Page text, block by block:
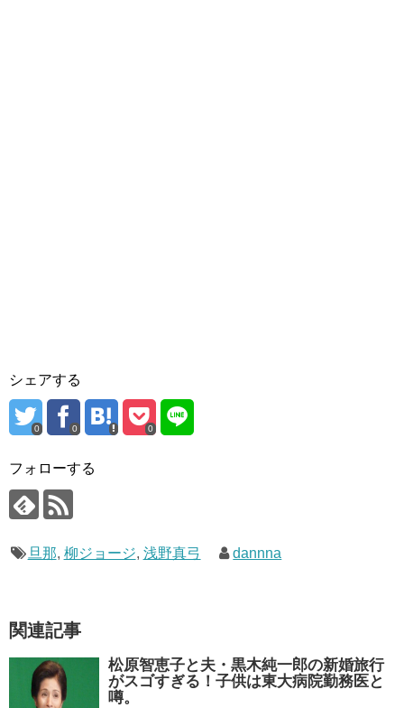
シェアする
0 0 0
フォローする
旦那, 柳ジョージ, 浅野真弓 dannna
関連記事
松原智恵子と夫・黒木純一郎の新婚旅行
がスゴすぎる！子供は東大病院勤務医と
噂。